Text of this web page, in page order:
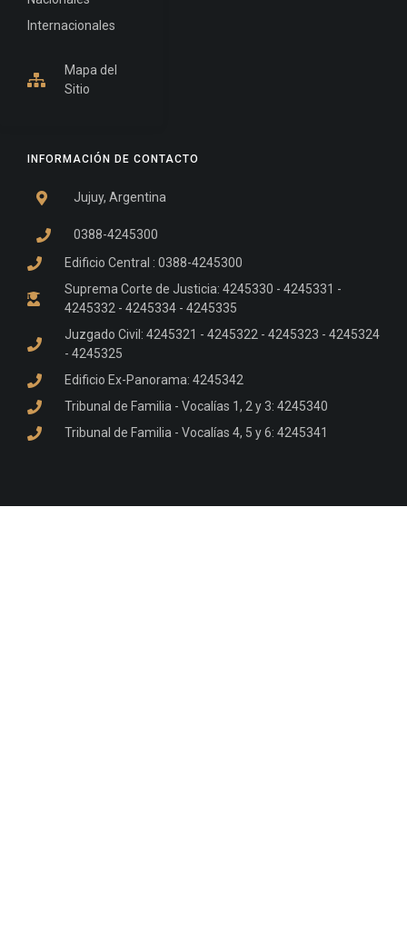
INFORMACIÓN DE CONTACTO
Jujuy, Argentina
0388-4245300
Edificio Central : 0388-4245300
Suprema Corte de Justicia: 4245330 - 4245331 -
4245332 - 4245334 - 4245335
Juzgado Civil: 4245321 - 4245322 - 4245323 - 4245324
- 4245325
Edificio Ex-Panorama: 4245342
Tribunal de Familia - Vocalías 1, 2 y 3: 4245340
Tribunal de Familia - Vocalías 4, 5 y 6: 4245341
Internacionales
Mapa del
Sitio